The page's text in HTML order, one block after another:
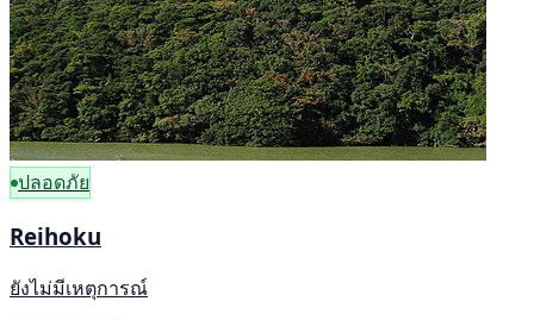
ปลอดภัย
Reihoku
ยังไม่มีเหตุการณ์